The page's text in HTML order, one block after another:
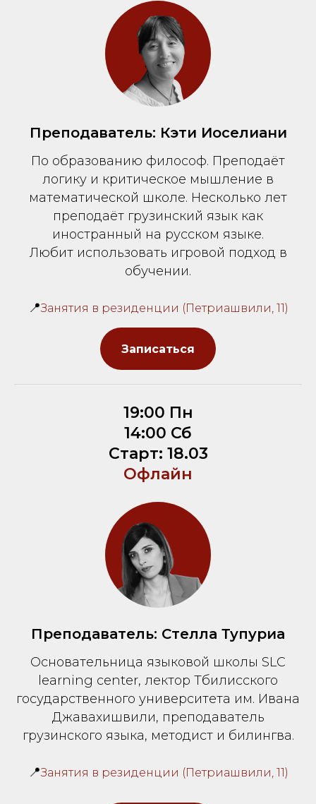
Преподаватель: Кэти Иоселиани
По образованию философ. Преподаёт
логику и критическое мышление в
математической школе. Несколько лет
преподаёт грузинский язык как
иностранный на русском языке.
Любит использовать игровой подход в
обучении.
📍Занятия в резиденции (Петриашвили, 11)
Записаться
19:00 Пн
14:00 Сб
Старт: 18.03
Офлайн
Преподаватель: Стелла Тупуриа
Основательница языковой школы SLC
learning center, лектор Тбилисского
государственного университета им. Ивана
Джавахишвили, преподаватель
грузинского языка, методист и билингва.
📍Занятия в резиденции (Петриашвили, 11)